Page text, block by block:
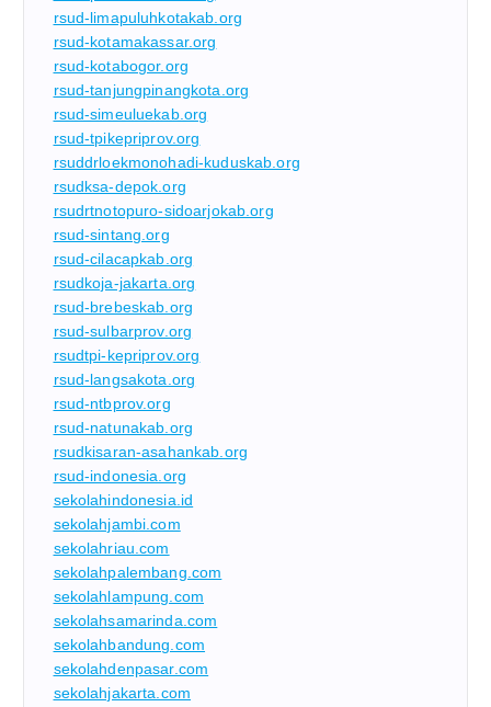
rsud-limapuluhkotakab.org
rsud-kotamakassar.org
rsud-kotabogor.org
rsud-tanjungpinangkota.org
rsud-simeuluekab.org
rsud-tpikepriprov.org
rsuddrloekmonohadi-kuduskab.org
rsudksa-depok.org
rsudrtnotopuro-sidoarjokab.org
rsud-sintang.org
rsud-cilacapkab.org
rsudkoja-jakarta.org
rsud-brebeskab.org
rsud-sulbarprov.org
rsudtpi-kepriprov.org
rsud-langsakota.org
rsud-ntbprov.org
rsud-natunakab.org
rsudkisaran-asahankab.org
rsud-indonesia.org
sekolahindonesia.id
sekolahjambi.com
sekolahriau.com
sekolahpalembang.com
sekolahlampung.com
sekolahsamarinda.com
sekolahbandung.com
sekolahdenpasar.com
sekolahjakarta.com